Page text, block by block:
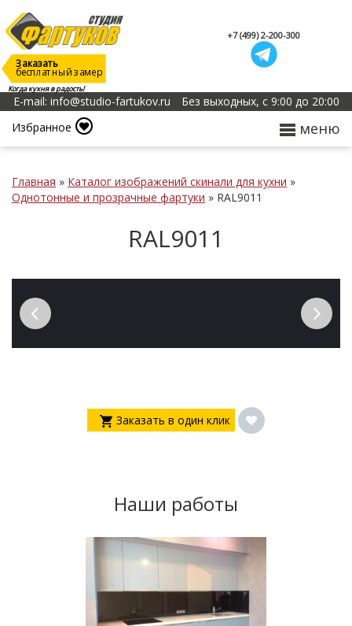
Когда кухня в радость!
Заказать
бесплатный замер
+7 (499) 2-200-300
E-mail: info@studio-fartukov.ru
Без выходных, с 9:00 до 20:00
Избранное
меню
Главная » Каталог изображений скинали для кухни »
Однотонные и прозрачные фартуки » RAL9011
RAL9011
Заказать в один клик
Наши работы